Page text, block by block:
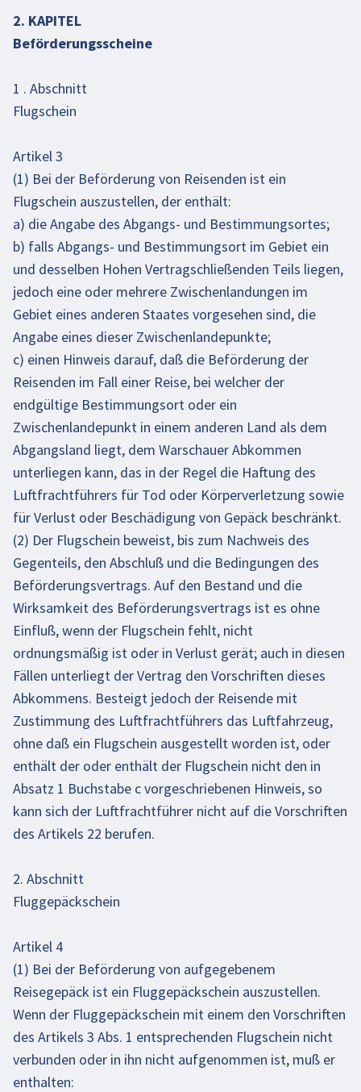
2. KAPITEL
Beförderungsscheine
1 . Abschnitt
Flugschein
Artikel 3
(1) Bei der Beförderung von Reisenden ist ein
Flugschein auszustellen, der enthält:
a) die Angabe des Abgangs- und Bestimmungsortes;
b) falls Abgangs- und Bestimmungsort im Gebiet ein
und desselben Hohen Vertragschließenden Teils liegen,
jedoch eine oder mehrere Zwischenlandungen im
Gebiet eines anderen Staates vorgesehen sind, die
Angabe eines dieser Zwischenlandepunkte;
c) einen Hinweis darauf, daß die Beförderung der
Reisenden im Fall einer Reise, bei welcher der
endgültige Bestimmungsort oder ein
Zwischenlandepunkt in einem anderen Land als dem
Abgangsland liegt, dem Warschauer Abkommen
unterliegen kann, das in der Regel die Haftung des
Luftfrachtführers für Tod oder Körperverletzung sowie
für Verlust oder Beschädigung von Gepäck beschränkt.
(2) Der Flugschein beweist, bis zum Nachweis des
Gegenteils, den Abschluß und die Bedingungen des
Beförderungsvertrags. Auf den Bestand und die
Wirksamkeit des Beförderungsvertrags ist es ohne
Einfluß, wenn der Flugschein fehlt, nicht
ordnungsmäßig ist oder in Verlust gerät; auch in diesen
Fällen unterliegt der Vertrag den Vorschriften dieses
Abkommens. Besteigt jedoch der Reisende mit
Zustimmung des Luftfrachtführers das Luftfahrzeug,
ohne daß ein Flugschein ausgestellt worden ist, oder
enthält der oder enthält der Flugschein nicht den in
Absatz 1 Buchstabe c vorgeschriebenen Hinweis, so
kann sich der Luftfrachtführer nicht auf die Vorschriften
des Artikels 22 berufen.
2. Abschnitt
Fluggepäckschein
Artikel 4
(1) Bei der Beförderung von aufgegebenem
Reisegepäck ist ein Fluggepäckschein auszustellen.
Wenn der Fluggepäckschein mit einem den Vorschriften
des Artikels 3 Abs. 1 entsprechenden Flugschein nicht
verbunden oder in ihn nicht aufgenommen ist, muß er
enthalten: